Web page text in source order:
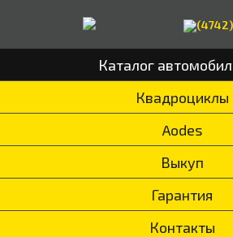
Каталог
Квадроциклы
Aodes
Выкуп
Гарантия
Контакты